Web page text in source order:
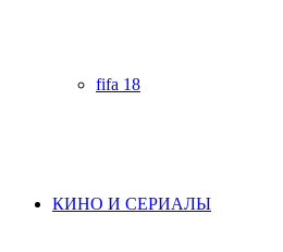
fifa 18
КИНО И СЕРИАЛЫ